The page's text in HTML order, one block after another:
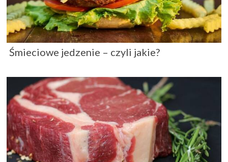
Śmieciowe jedzenie – czyli jakie?